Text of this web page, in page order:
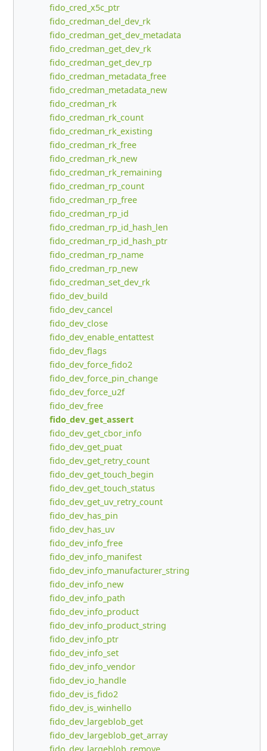
fido_cred_x5c_ptr
fido_credman_del_dev_rk
fido_credman_get_dev_metadata
fido_credman_get_dev_rk
fido_credman_get_dev_rp
fido_credman_metadata_free
fido_credman_metadata_new
fido_credman_rk
fido_credman_rk_count
fido_credman_rk_existing
fido_credman_rk_free
fido_credman_rk_new
fido_credman_rk_remaining
fido_credman_rp_count
fido_credman_rp_free
fido_credman_rp_id
fido_credman_rp_id_hash_len
fido_credman_rp_id_hash_ptr
fido_credman_rp_name
fido_credman_rp_new
fido_credman_set_dev_rk
fido_dev_build
fido_dev_cancel
fido_dev_close
fido_dev_enable_entattest
fido_dev_flags
fido_dev_force_fido2
fido_dev_force_pin_change
fido_dev_force_u2f
fido_dev_free
fido_dev_get_assert
fido_dev_get_cbor_info
fido_dev_get_puat
fido_dev_get_retry_count
fido_dev_get_touch_begin
fido_dev_get_touch_status
fido_dev_get_uv_retry_count
fido_dev_has_pin
fido_dev_has_uv
fido_dev_info_free
fido_dev_info_manifest
fido_dev_info_manufacturer_string
fido_dev_info_new
fido_dev_info_path
fido_dev_info_product
fido_dev_info_product_string
fido_dev_info_ptr
fido_dev_info_set
fido_dev_info_vendor
fido_dev_io_handle
fido_dev_is_fido2
fido_dev_is_winhello
fido_dev_largeblob_get
fido_dev_largeblob_get_array
fido_dev_largeblob_remove